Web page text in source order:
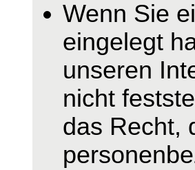
Wenn Sie
eingelegt
unseren
nicht
das Recht,